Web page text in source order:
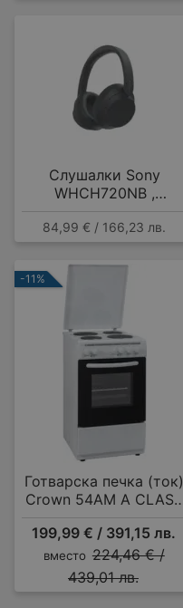
Слушалки Sony
WHCH720NB ,
84,99 € / 166,23 лв.
-11%
Готварска печка (ток)
Crown 54AM A CLASS
ток , Бял
199,99 € / 391,15 лв.
вместо 224,46 € /
439,01 лв.